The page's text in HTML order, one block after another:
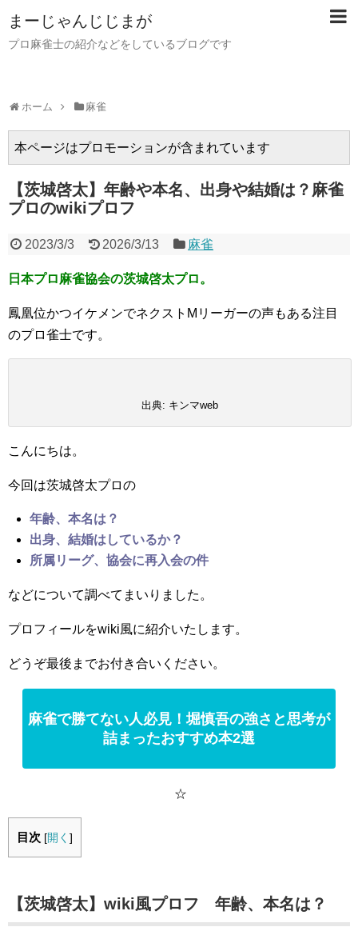
まーじゃんじじまが
プロ麻雀士の紹介などをしているブログです
ホーム 麻雀
本ページはプロモーションが含まれています
【茨城啓太】年齢や本名、出身や結婚は？麻雀
プロのwikiプロフ
2023/3/3 2026/3/13 麻雀
日本プロ麻雀協会の茨城啓太プロ。
鳳凰位かつイケメンでネクストMリーガーの声もある注目
のプロ雀士です。
出典: キンマweb
こんにちは。
今回は茨城啓太プロの
年齢、本名は？
出身、結婚はしているか？
所属リーグ、協会に再入会の件
などについて調べてまいりました。
プロフィールをwiki風に紹介いたします。
どうぞ最後までお付き合いください。
麻雀で勝てない人必見！堀慎吾の強さと思考が
詰まったおすすめ本2選
☆
目次 [開く ]
【茨城啓太】wiki風プロフ 年齢、本名は？